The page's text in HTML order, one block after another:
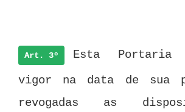
Art. 3º
Esta Portaria
vigor na data de sua
revogadas as